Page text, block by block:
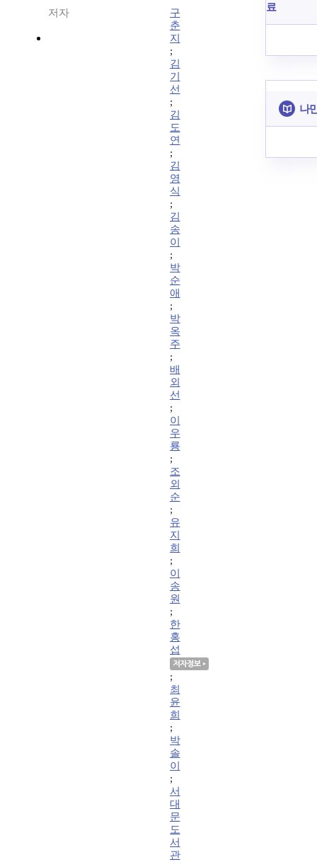
저자
구
춘
지
;
김
기
선
;
김
도
연
;
김
영
식
;
김
송
이
;
박
순
애
;
박
옥
주
;
배
외
선
;
이
우
룡
;
조
외
순
;
유
지
희
;
이
송
원
;
한
홍
섭
;
최
윤
희
;
박
솔
이
;
서
대
문
도
서
관
료
나